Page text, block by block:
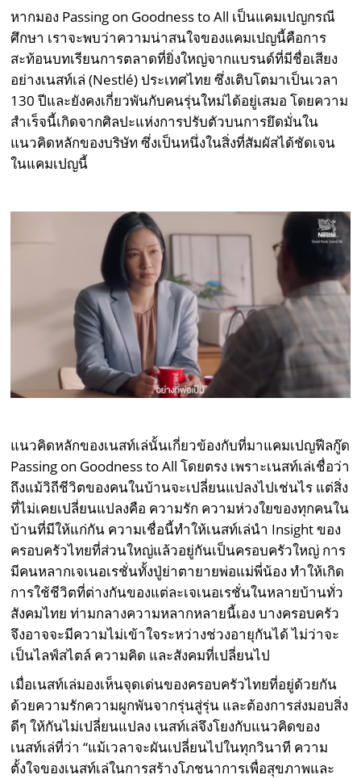
หากมอง Passing on Goodness to All เป็นแคมเปญกรณี
ศึกษา เราจะพบว่าความน่าสนใจของแคมเปญนี้คือการ
สะท้อนบทเรียนการตลาดที่ยิ่งใหญ่จากแบรนด์ที่มีชื่อเสียง
อย่างเนสท์เล่ (Nestlé) ประเทศไทย ซึ่งเติบโตมาเป็นเวลา
130 ปีและยังคงเกี่ยวพันกับคนรุ่นใหม่ได้อยู่เสมอ โดยความ
สำเร็จนี้เกิดจากศิลปะแห่งการปรับตัวบนการยึดมั่นใน
แนวคิดหลักของบริษัท ซึ่งเป็นหนึ่งในสิ่งที่สัมผัสได้ชัดเจน
ในแคมเปญนี้
แนวคิดหลักของเนสท์เล่นั้นเกี่ยวข้องกับที่มาแคมเปญฟีลกู๊ด
Passing on Goodness to All โดยตรง เพราะเนสท์เล่เชื่อว่า
ถึงแม้วิถีชีวิตของคนในบ้านจะเปลี่ยนแปลงไปเช่นไร แต่สิ่ง
ที่ไม่เคยเปลี่ยนแปลงคือ ความรัก ความห่วงใยของทุกคนใน
บ้านที่มีให้แก่กัน ความเชื่อนี้ทำให้เนสท์เล่นำ Insight ของ
ครอบครัวไทยที่ส่วนใหญ่แล้วอยู่กันเป็นครอบครัวใหญ่ การ
มีคนหลากเจเนอเรชั่นทั้งปู่ย่าตายายพ่อแม่พี่น้อง ทำให้เกิด
การใช้ชีวิตที่ต่างกันของแต่ละเจเนอเรชั่นในหลายบ้านทั่ว
สังคมไทย ท่ามกลางความหลากหลายนี้เอง บางครอบครัว
จึงอาจจะมีความไม่เข้าใจระหว่างช่วงอายุกันได้ ไม่ว่าจะ
เป็นไลฟ์สไตล์ ความคิด และสังคมที่เปลี่ยนไป
เมื่อเนสท์เล่มองเห็นจุดเด่นของครอบครัวไทยที่อยู่ด้วยกัน
ด้วยความรักความผูกพันจากรุ่นสู่รุ่น และต้องการส่งมอบสิ่ง
ดีๆ ให้กันไม่เปลี่ยนแปลง เนสท์เล่จึงโยงกับแนวคิดของ
เนสท์เล่ที่ว่า “แม้เวลาจะผันเปลี่ยนไปในทุกวินาที ความ
ตั้งใจของเนสท์เล่ในการสร้างโภชนาการเพื่อสุขภาพและ